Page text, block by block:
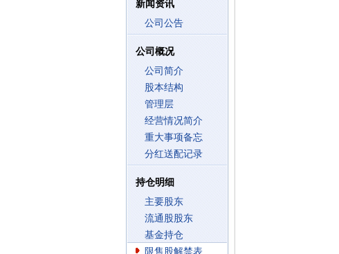
新闻资讯
公司公告
公司概况
公司简介
股本结构
管理层
经营情况简介
重大事项备忘
分红送配记录
持仓明细
主要股东
流通股股东
基金持仓
限售股解禁表